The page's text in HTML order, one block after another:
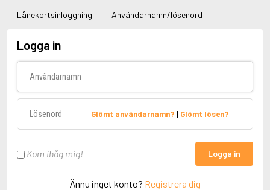
Lånekortsinloggning Användarnamn/lösenord
Logga in
Glömt användarnamn? | Glömt lösen?
Kom ihåg mig! Logga in
Ännu inget konto? Registrera dig